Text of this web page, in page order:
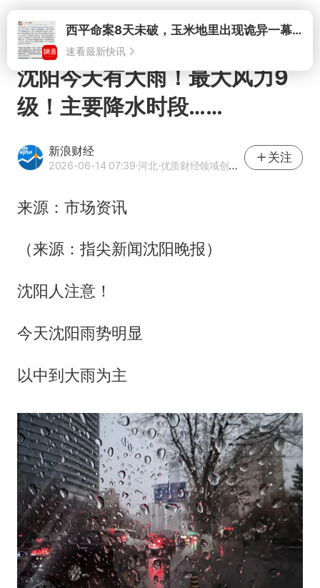
打开西平命案8天未破，玉米地里出现诡异一幕，我突然想起了欧金中
速看最新快讯
沈阳今天有大雨！最大风力9
级！主要降水时段……
新浪财经
2026-06-14 07:39·河北·优质财经领域创作者
关注
来源：市场资讯
（来源：指尖新闻沈阳晚报）
沈阳人注意！
今天沈阳雨势明显
以中到大雨为主